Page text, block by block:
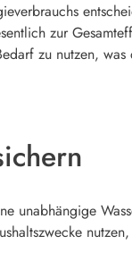
zur
zu nutzen,
unabhängige